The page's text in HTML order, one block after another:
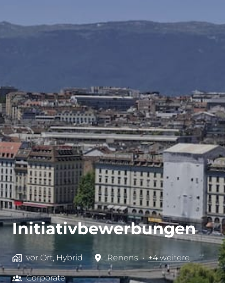
Initiativbewerbungen
vor Ort, Hybrid Renens • +4 weitere
Corporate